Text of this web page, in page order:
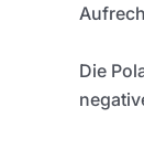
Die